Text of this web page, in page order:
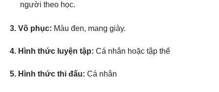
người theo học.
3. Võ phục: Màu đen, mang giày.
4. Hình thức luyện tập: Cá nhân hoặc tập thể
5. Hình thức thi đấu: Cá nhân